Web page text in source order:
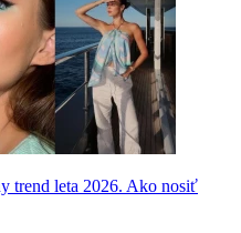
trend leta 2026. Ako nosiť